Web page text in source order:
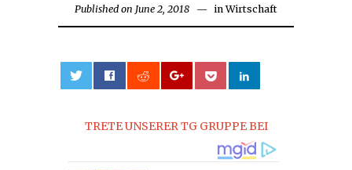
Published on June 2, 2018 in Wirtschaft
TRETE UNSERER TG GRUPPE BEI